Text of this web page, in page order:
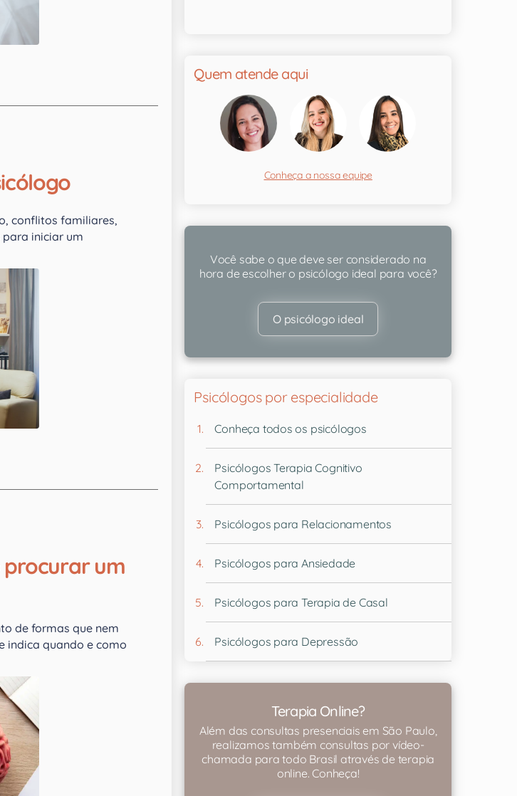
conflitos familiares,
iniciar um
procurar um
de formas que nem
indica quando e como
Quem atende aqui
Conheça a nossa equipe
Você sabe o que deve ser considerado na
hora de escolher o psicólogo ideal para você?
O psicólogo ideal
Psicólogos por especialidade
Conheça todos os psicólogos
Psicólogos Terapia Cognitivo
Comportamental
Psicólogos para Relacionamentos
Psicólogos para Ansiedade
Psicólogos para Terapia de Casal
Psicólogos para Depressão
Terapia Online?
Além das consultas presenciais em São Paulo,
realizamos também consultas por vídeo-
chamada para todo Brasil através de terapia
online. Conheça!